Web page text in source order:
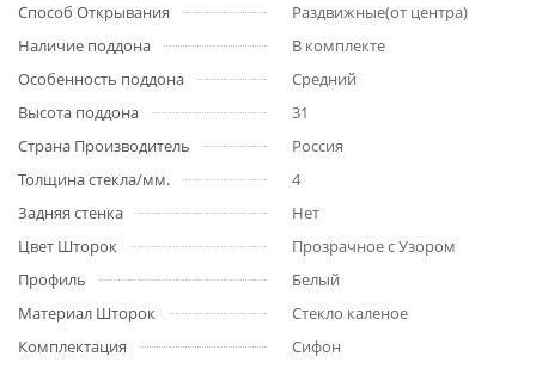
Способ Открывания
Раздвижные(от центра)
Наличие поддона
В комплекте
Особенность поддона
Средний
Высота поддона
31
Страна Производитель
Россия
Толщина стекла/мм.
4
Задняя стенка
Нет
Цвет Шторок
Прозрачное с Узором
Профиль
Белый
Материал Шторок
Стекло каленое
Комплектация
Сифон